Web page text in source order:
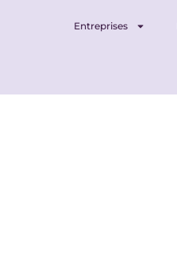
Entreprises